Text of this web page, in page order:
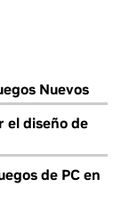
Nuevos
el diseño de
de PC en